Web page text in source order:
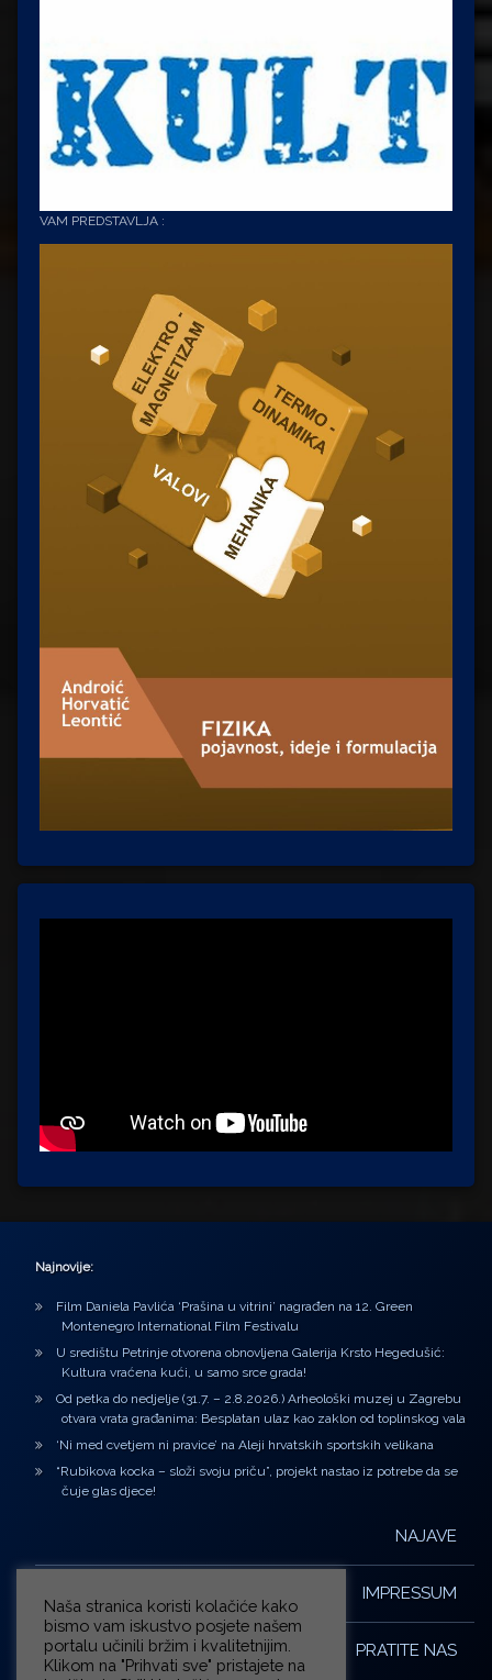
VAM PREDSTAVLJA :
Najnovije:
Film Daniela Pavlića ‘Prašina u vitrini’ nagrađen na 12. Green
Montenegro International Film Festivalu
U središtu Petrinje otvorena obnovljena Galerija Krsto Hegedušić:
Kultura vraćena kući, u samo srce grada!
Od petka do nedjelje (31.7. – 2.8.2026.) Arheološki muzej u Zagrebu
otvara vrata građanima: Besplatan ulaz kao zaklon od toplinskog vala
‘Ni med cvetjem ni pravice’ na Aleji hrvatskih sportskih velikana
“Rubikova kocka – složi svoju priču”, projekt nastao iz potrebe da se
čuje glas djece!
NAJAVE
IMPRESSUM
PRATITE NAS
Naša stranica koristi kolačiće kako
bismo vam iskustvo posjete našem
portalu učinili bržim i kvalitetnijim.
Klikom na "Prihvati sve" pristajete na